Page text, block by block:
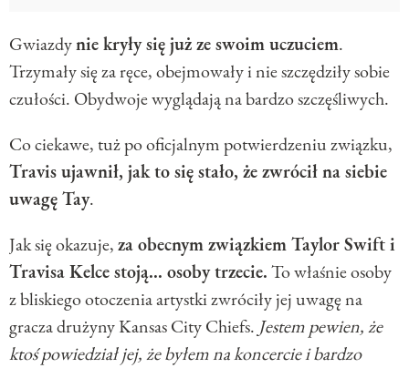
Gwiazdynie kryły się już ze swoim uczuciem.
Trzymały się za ręce, obejmowały i nie szczędziły sobie
czułości. Obydwoje wyglądają na bardzo szczęśliwych.
Co ciekawe, tuż po oficjalnym potwierdzeniu związku,
Travis ujawnił, jak to się stało, że zwrócił na siebie
uwagę Tay.
Jak się okazuje,za obecnym związkiem Taylor Swift i
Travisa Kelce stoją... osoby trzecie.To właśnie osoby
z bliskiego otoczenia artystki zwróciły jej uwagę na
gracza drużyny Kansas City Chiefs. Jestem pewien, że
ktoś powiedział jej, że byłem na koncercie i bardzo